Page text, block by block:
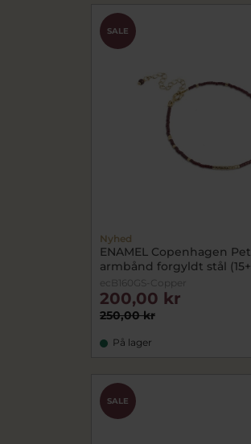
SALE
Nyhed
ENAMEL Copenhagen
armbånd forgyldt stål
ecB160GS-Copper
250,00 kr
200,00 kr
På lager
SALE